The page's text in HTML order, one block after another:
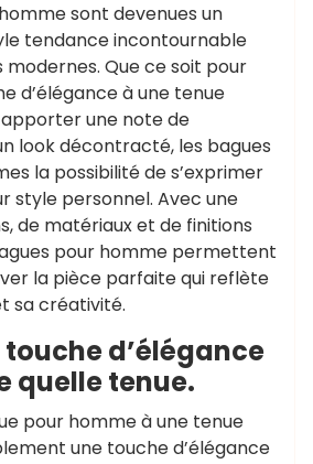
sont devenues un
tendance incontournable
Que ce soit pour
d’élégance à une tenue
une note de
look décontracté, les bagues
la possibilité de s’exprimer
style personnel. Avec une
de matériaux et de finitions
pour homme permettent
la pièce parfaite qui reflète
sa créativité.
d’élégance
quelle tenue.
pour homme à une tenue
une touche d’élégance